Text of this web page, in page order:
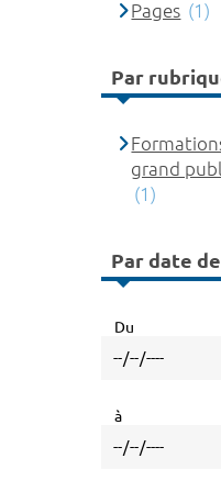
Pages (1)
Par
grand
(1)
Par date
Du
à